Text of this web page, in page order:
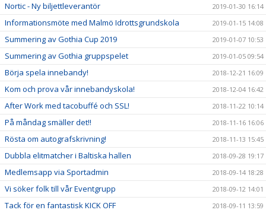
Nortic - Ny biljettleverantör 2019-01-30 16:14
Informationsmöte med Malmö Idrottsgrundskola 2019-01-15 14:08
Summering av Gothia Cup 2019 2019-01-07 10:53
Summering av Gothia gruppspelet 2019-01-05 09:54
Börja spela innebandy! 2018-12-21 16:09
Kom och prova vår innebandyskola! 2018-12-04 16:42
After Work med tacobuffé och SSL! 2018-11-22 10:14
På måndag smäller det!! 2018-11-16 16:06
Rösta om autografskrivning! 2018-11-13 15:45
Dubbla elitmatcher i Baltiska hallen 2018-09-28 19:17
Medlemsapp via Sportadmin 2018-09-14 18:28
Vi söker folk till vår Eventgrupp 2018-09-12 14:01
Tack för en fantastisk KICK OFF 2018-09-11 13:59